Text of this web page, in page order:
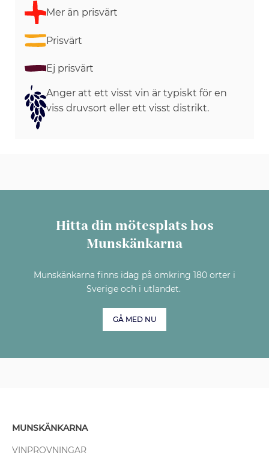
Mer än prisvärt
Prisvärt
Ej prisvärt
Anger att ett visst vin är typiskt för en
viss druvsort eller ett visst distrikt.
Hitta din mötesplats hos
Munskänkarna
Munskänkarna finns idag på omkring 180 orter i
Sverige och i utlandet.
GÅ MED NU
MUNSKÄNKARNA
VINPROVNINGAR